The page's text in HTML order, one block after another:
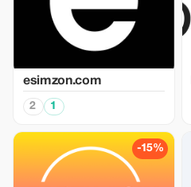
esimzon.com
2 1
-15%